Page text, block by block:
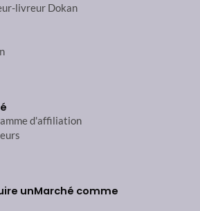
livreur Dokan
d'affiliation
unMarché comme